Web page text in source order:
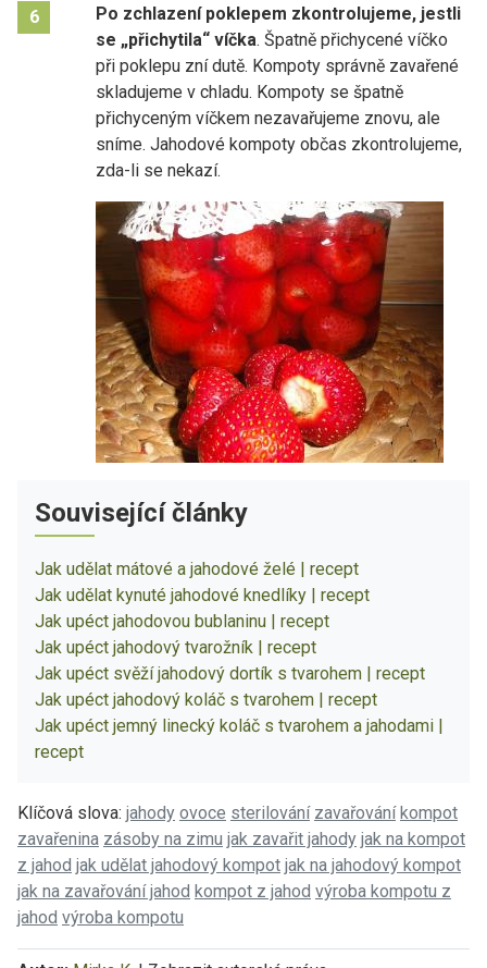
6
Po zchlazení poklepem zkontrolujeme, jestli
se „přichytila“ víčka. Špatně přichycené víčko
při poklepu zní dutě. Kompoty správně zavařené
skladujeme v chladu. Kompoty se špatně
přichyceným víčkem nezavařujeme znovu, ale
sníme. Jahodové kompoty občas zkontrolujeme,
zda-li se nekazí.
Související články
Jak udělat mátové a jahodové želé | recept
Jak udělat kynuté jahodové knedlíky | recept
Jak upéct jahodovou bublaninu | recept
Jak upéct jahodový tvarožník | recept
Jak upéct svěží jahodový dortík s tvarohem | recept
Jak upéct jahodový koláč s tvarohem | recept
Jak upéct jemný linecký koláč s tvarohem a jahodami |
recept
Klíčová slova: jahody ovoce sterilování zavařování kompot
zavařenina zásoby na zimu jak zavařit jahody jak na kompot
z jahod jak udělat jahodový kompot jak na jahodový kompot
jak na zavařování jahod kompot z jahod výroba kompotu z
jahod výroba kompotu